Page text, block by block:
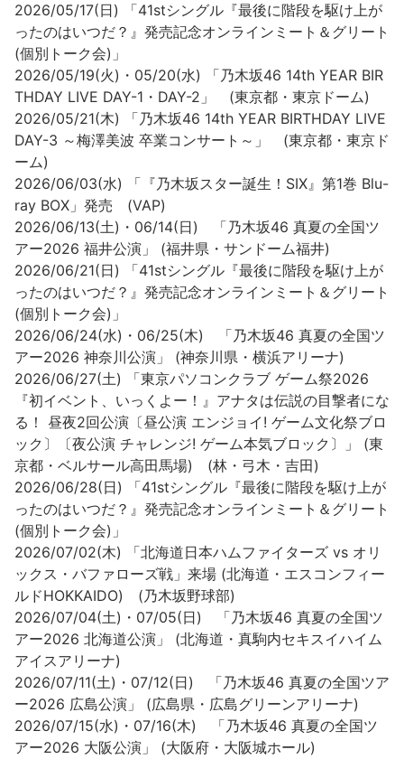
2026/05/17(日) 「41stシングル『最後に階段を駆け上が
ったのはいつだ？』発売記念オンラインミート＆グリート
(個別トーク会)」
2026/05/19(火)・05/20(水) 「乃木坂46 14th YEAR BIR
THDAY LIVE DAY-1・DAY-2」 (東京都・東京ドーム)
2026/05/21(木) 「乃⽊坂46 14th YEAR BIRTHDAY LIVE
DAY-3 ～梅澤美波 卒業コンサート～」 (東京都・東京ド
ーム)
2026/06/03(水) 「『乃木坂スター誕生！SIX』第1巻 Blu-
ray BOX」発売 (VAP)
2026/06/13(土)・06/14(日) 「乃木坂46 真夏の全国ツ
アー2026 福井公演」 (福井県・サンドーム福井)
2026/06/21(日) 「41stシングル『最後に階段を駆け上が
ったのはいつだ？』発売記念オンラインミート＆グリート
(個別トーク会)」
2026/06/24(水)・06/25(木) 「乃木坂46 真夏の全国ツ
アー2026 神奈川公演」 (神奈川県・横浜アリーナ)
2026/06/27(土) 「東京パソコンクラブ ゲーム祭2026
『初イベント、いっくよー！』アナタは伝説の目撃者にな
る！ 昼夜2回公演〔昼公演 エンジョイ! ゲーム文化祭ブロ
ック〕〔夜公演 チャレンジ! ゲーム本気ブロック〕」 (東
京都・ベルサール高田馬場) (林・弓木・吉田)
2026/06/28(日) 「41stシングル『最後に階段を駆け上が
ったのはいつだ？』発売記念オンラインミート＆グリート
(個別トーク会)」
2026/07/02(木) 「北海道日本ハムファイターズ vs オリ
ックス・バファローズ戦」来場 (北海道・エスコンフィー
ルドHOKKAIDO) (乃木坂野球部)
2026/07/04(土)・07/05(日) 「乃木坂46 真夏の全国ツ
アー2026 北海道公演」 (北海道・真駒内セキスイハイム
アイスアリーナ)
2026/07/11(土)・07/12(日) 「乃木坂46 真夏の全国ツア
ー2026 広島公演」 (広島県・広島グリーンアリーナ)
2026/07/15(水)・07/16(木) 「乃木坂46 真夏の全国ツ
アー2026 大阪公演」 (大阪府・大阪城ホール)